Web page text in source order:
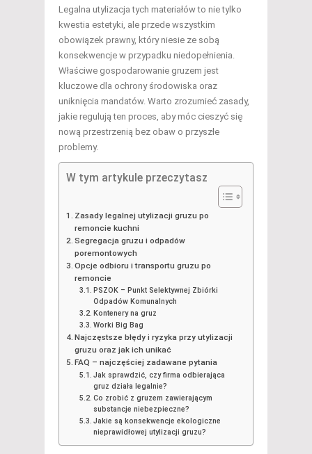
Legalna utylizacja tych materiałów to nie tylko
kwestia estetyki, ale przede wszystkim
obowiązek prawny, który niesie ze sobą
konsekwencje w przypadku niedopełnienia.
Właściwe gospodarowanie gruzem jest
kluczowe dla ochrony środowiska oraz
uniknięcia mandatów. Warto zrozumieć zasady,
jakie regulują ten proces, aby móc cieszyć się
nową przestrzenią bez obaw o przyszłe
problemy.
W tym artykule przeczytasz
Zasady legalnej utylizacji gruzu po
remoncie kuchni
Segregacja gruzu i odpadów
poremontowych
Opcje odbioru i transportu gruzu po
remoncie
PSZOK – Punkt Selektywnej Zbiórki
Odpadów Komunalnych
Kontenery na gruz
Worki Big Bag
Najczęstsze błędy i ryzyka przy utylizacji
gruzu oraz jak ich unikać
FAQ – najczęściej zadawane pytania
Jak sprawdzić, czy firma odbierająca
gruz działa legalnie?
Co zrobić z gruzem zawierającym
substancje niebezpieczne?
Jakie są konsekwencje ekologiczne
nieprawidłowej utylizacji gruzu?